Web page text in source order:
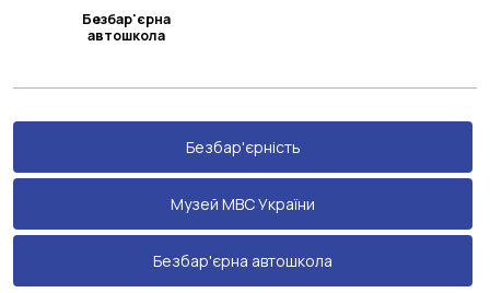
Безбар'єрна
автошкола
Безбар'єрність
Музей МВС України
Безбар'єрна автошкола